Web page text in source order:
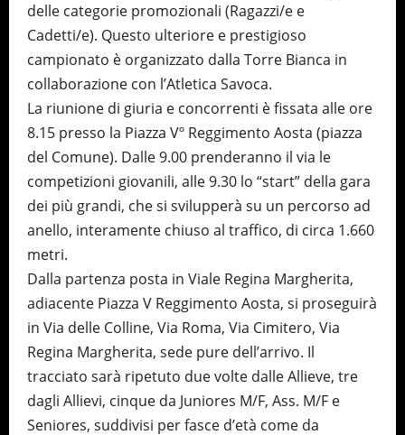
delle categorie promozionali (Ragazzi/e e
Cadetti/e). Questo ulteriore e prestigioso
campionato è organizzato dalla Torre Bianca in
collaborazione con l’Atletica Savoca.
La riunione di giuria e concorrenti è fissata alle ore
8.15 presso la Piazza Vº Reggimento Aosta (piazza
del Comune). Dalle 9.00 prenderanno il via le
competizioni giovanili, alle 9.30 lo “start” della gara
dei più grandi, che si svilupperà su un percorso ad
anello, interamente chiuso al traffico, di circa 1.660
metri.
Dalla partenza posta in Viale Regina Margherita,
adiacente Piazza V Reggimento Aosta, si proseguirà
in Via delle Colline, Via Roma, Via Cimitero, Via
Regina Margherita, sede pure dell’arrivo. Il
tracciato sarà ripetuto due volte dalle Allieve, tre
dagli Allievi, cinque da Juniores M/F, Ass. M/F e
Seniores, suddivisi per fasce d’età come da